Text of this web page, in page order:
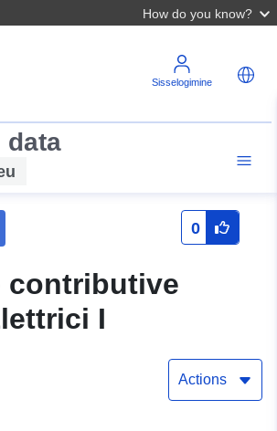
How do you know?
Sisselogimine
data
0
contributive
I
Actions